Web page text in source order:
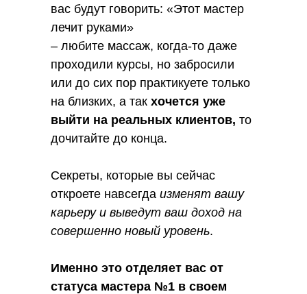
вас будут говорить: «Этот мастер
лечит руками»
– любите массаж, когда-то даже
проходили курсы, но забросили
или до сих пор практикуете только
на близких, а так хочется уже
выйти на реальных клиентов, то
дочитайте до конца.
Секреты, которые вы сейчас
откроете навсегда изменят вашу
карьеру и выведут ваш доход на
совершенно новый уровень.
Именно это отделяет вас от
статуса мастера №1 в своем